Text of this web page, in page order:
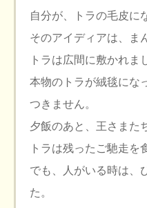
自分が、トラの毛皮に
そのアイディアは、ま
トラは広間に敷かれま
本物のトラが絨毯にな
つきません。
夕飯のあと、王さまた
トラは残ったご馳走を
でも、人がいる時は、
た。